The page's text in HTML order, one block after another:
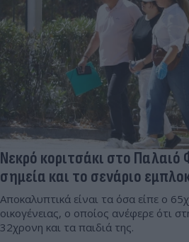
Νεκρό κοριτσάκι στο
σημεία και το σενάριο
Αποκαλυπτικά είναι τα όσα είπε ο
οικογένειας, ο οποίος ανέφερε ότι
32χρονη και τα παιδιά της.